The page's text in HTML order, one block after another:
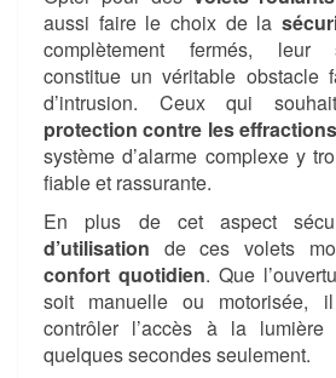
aussi faire le choix de la
complètement fermés, leur
constitue un véritable obstacle
d’intrusion. Ceux qui
protection contre les effractions
système d’alarme complexe y
fiable et rassurante.
En plus de cet aspect
d’utilisation de ces volets
confort quotidien. Que
soit manuelle ou motorisée,
contrôler l’accès à la
quelques secondes seulement.